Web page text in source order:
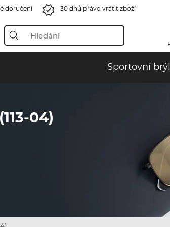
doručení 30 dnů právo vrátit zboží
Sportovní
04)